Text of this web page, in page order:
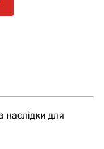
наслідки для